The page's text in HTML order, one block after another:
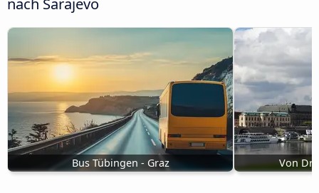
Bus Tübingen - Graz Von